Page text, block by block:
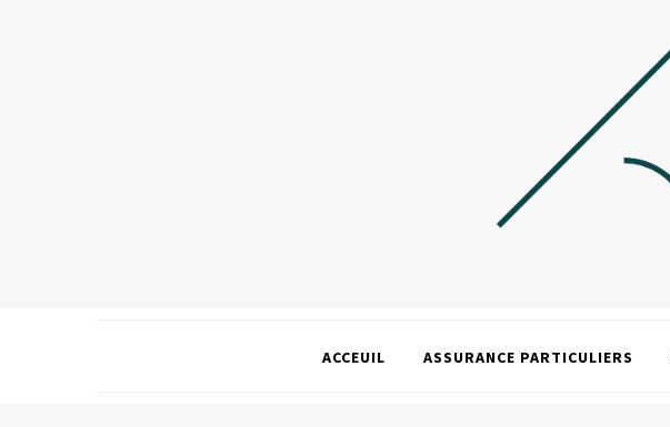
ACCEUIL ASSURANCE PARTICULIERS